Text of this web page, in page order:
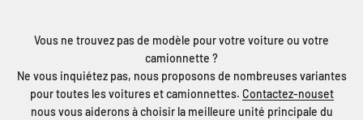
Vous ne trouvez pas de modèle pour votre voiture ou votre
camionnette ?
Ne vous inquiétez pas, nous proposons de nombreuses variantes
pour toutes les voitures et camionnettes. Contactez-nouset
nous vous aiderons à choisir la meilleure unité principale du